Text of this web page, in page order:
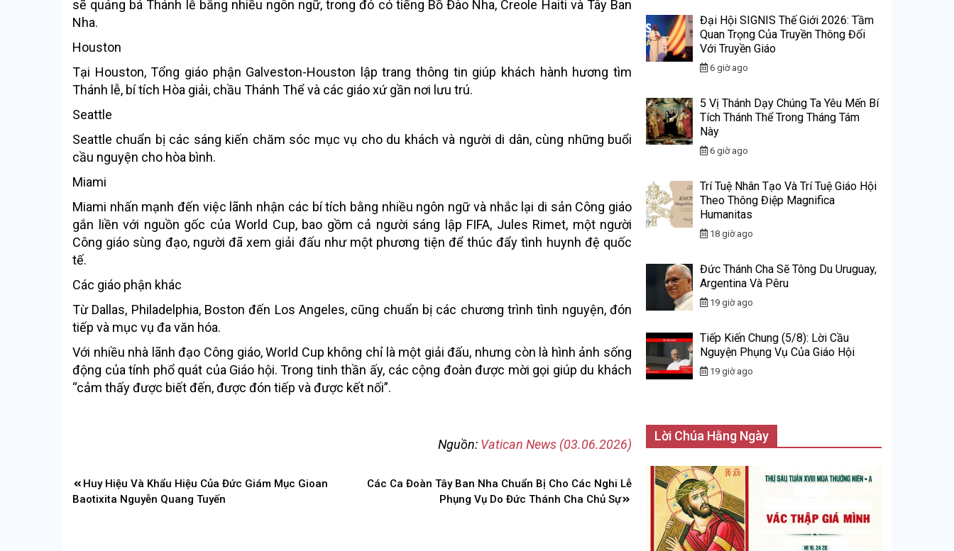
sẽ quảng bá Thánh lễ bằng nhiều ngôn ngữ, trong đó có tiếng Bồ Đào Nha, Creole Haiti và Tây Ban
Nha.
Houston
Tại Houston, Tổng giáo phận Galveston-Houston lập trang thông tin giúp khách hành hương tìm
Thánh lễ, bí tích Hòa giải, chầu Thánh Thể và các giáo xứ gần nơi lưu trú.
Seattle
Seattle chuẩn bị các sáng kiến chăm sóc mục vụ cho du khách và người di dân, cùng những buổi
cầu nguyện cho hòa bình.
Miami
Miami nhấn mạnh đến việc lãnh nhận các bí tích bằng nhiều ngôn ngữ và nhắc lại di sản Công giáo
gắn liền với nguồn gốc của World Cup, bao gồm cả người sáng lập FIFA, Jules Rimet, một người
Công giáo sùng đạo, người đã xem giải đấu như một phương tiện để thúc đẩy tình huynh đệ quốc
tế.
Các giáo phận khác
Từ Dallas, Philadelphia, Boston đến Los Angeles, cũng chuẩn bị các chương trình tình nguyện, đón
tiếp và mục vụ đa văn hóa.
Với nhiều nhà lãnh đạo Công giáo, World Cup không chỉ là một giải đấu, nhưng còn là hình ảnh sống
động của tính phổ quát của Giáo hội. Trong tinh thần ấy, các cộng đoàn được mời gọi giúp du khách
“cảm thấy được biết đến, được đón tiếp và được kết nối”.
Nguồn: Vatican News (03.06.2026)
Điều
hướng
Huy Hiệu Và Khẩu Hiệu Của Đức Giám Mục Gioan
Baotixita Nguyễn Quang Tuyến
Các Ca Đoàn Tây Ban Nha Chuẩn Bị Cho Các Nghi Lễ
Phụng Vụ Do Đức Thánh Cha Chủ Sự
Đại Hội SIGNIS Thế Giới 2026: Tầm
Quan Trọng Của Truyền Thông Đối
Với Truyền Giáo
6 giờ ago
5 Vị Thánh Dạy Chúng Ta Yêu Mến Bí
Tích Thánh Thể Trong Tháng Tám
Này
6 giờ ago
Trí Tuệ Nhân Tạo Và Trí Tuệ Giáo Hội
Theo Thông Điệp Magnifica
Humanitas
18 giờ ago
Đức Thánh Cha Sẽ Tông Du Uruguay,
Argentina Và Pêru
19 giờ ago
Tiếp Kiến Chung (5/8): Lời Cầu
Nguyện Phụng Vụ Của Giáo Hội
19 giờ ago
Lời Chúa Hằng Ngày